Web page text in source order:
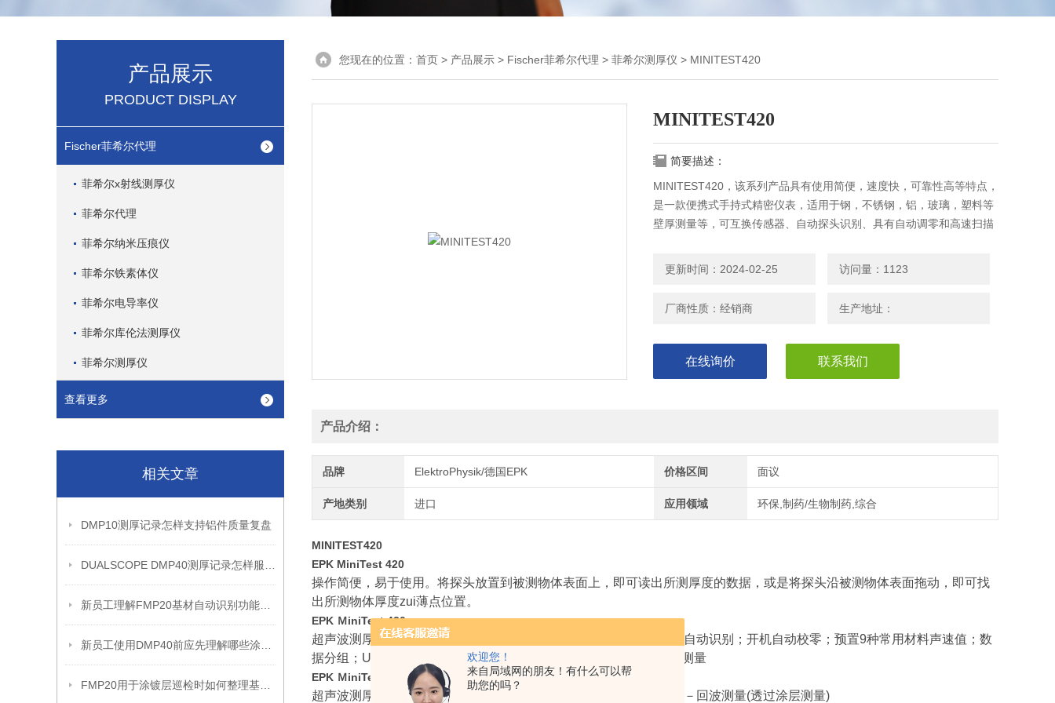
欢迎您！
来自局域网的朋友！有什么可以帮
助您的吗？
产品展示
PRODUCT DISPLAY
Fischer菲希尔代理
菲希尔x射线测厚仪
菲希尔代理
菲希尔纳米压痕仪
菲希尔铁素体仪
菲希尔电导率仪
菲希尔库伦法测厚仪
菲希尔测厚仪
查看更多
相关文章
DMP10测厚记录怎样支持铝件质量复盘
您现在的位置： 首页 > 产品展示 > Fischer菲希尔代理 > 菲希尔测厚仪 > MINITEST420
MINITEST420
简要描述：
MINITEST420，该系列产品具有使用简便，速度快，可靠性高等特点，
是一款便携式手持式精密仪表，适用于钢，不锈钢，铝，玻璃，塑料等
壁厚测量等，可互换传感器、自动探头识别、具有自动调零和高速扫描
更新时间：2024-02-25 访问量：1123
厂商性质：经销商 生产地址：
在线询价 联系我们
产品介绍：
品牌 ElektroPhysik/德国EPK 价格区间 面议
产地类别 进口 应用领域 环保,制药/生物制药,综合
MINITEST420
EPK MiniTest 420
操作简便，易于使用。将探头放置到被测物体表面上，即可读出所测厚度的数据，或是将探头沿被测物体表面拖动，即可找
出所测物体厚度zui薄点位置。
EPK ＭiniTest 430
超声波测厚仪具有MiniTest 420全部功能外，新增了下列功能：探头自动识别；开机自动校零；预置9种常用材料声速值；数
据分组；USB接口上传；声速测量；设限测量；zui小值测量；差值测量
EPK ＭiniTest 440
超声波测厚仪具有MiniTest 430全部功能外，新增了下列功能：回波－回波测量(透过涂层测量)